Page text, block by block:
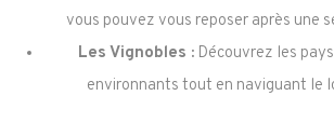
vous pouvez vous reposer après une
Les Vignobles : Découvrez les
environnants tout en naviguant le